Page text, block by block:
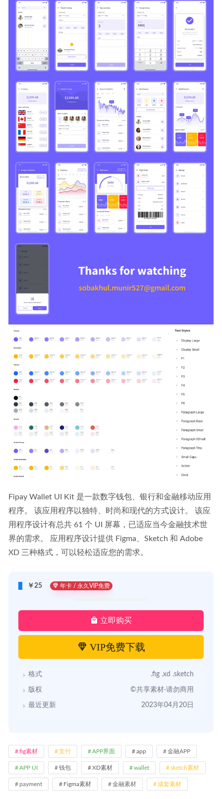
Fipay Wallet UI Kit 是一款数字钱包、银行和金融移动应用
程序。 该应用程序以独特、时尚和现代的方式设计。 该应
用程序设计有总共 61 个 UI 屏幕，已适应当今金融技术世
界的需求。 应用程序设计提供 Figma、Sketch 和 Adob​​e
XD 三种格式，可以轻松适应您的需求。
￥25 年卡 / 永久VIP免费
立即购买
VIP免费下载
格式 .fig .xd .sketch
版权 ©共享素材·请勿商用
最近更新 2023年04月20日
fig素材 支付 APP界面 app 金融APP
APP UI 钱包 XD素材 wallet sketch素材
payment Figma素材 金融素材 成套素材